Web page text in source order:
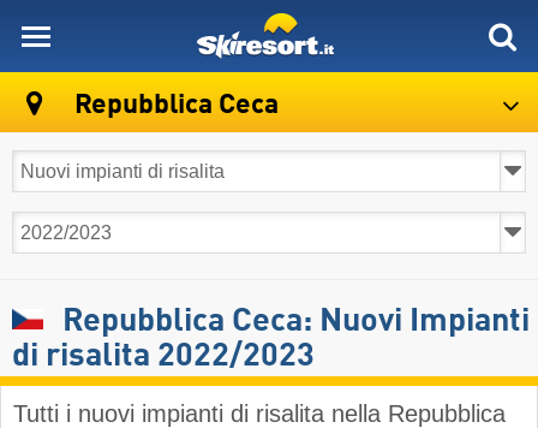
Repubblica Ceca
Repubblica Ceca: Nuovi Impianti
di risalita 2022/2023
Tutti i nuovi impianti di risalita nella Repubblica